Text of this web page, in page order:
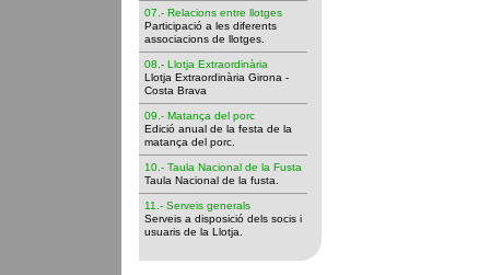
07.- Relacions entre llotges
Participació a les diferents
associacions de llotges.
08.- Llotja Extraordinària
Llotja Extraordinària Girona -
Costa Brava
09.- Matança del porc
Edició anual de la festa de la
matança del porc.
10.- Taula Nacional de la Fusta
Taula Nacional de la fusta.
11.- Serveis generals
Serveis a disposició dels socis i
usuaris de la Llotja.